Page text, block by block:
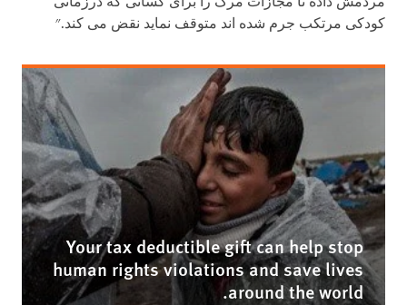
کودکی مرتکب جرم شده اند متوقف نماید نقض می کند."
Your tax deductible gift can help stop
human rights violations and save lives
around the world.